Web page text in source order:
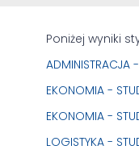
Poniżej wyniki
ADMINISTRACJA
EKONOMIA -
EKONOMIA -
LOGISTYKA -